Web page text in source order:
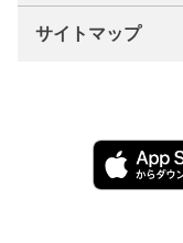
サイトマップ